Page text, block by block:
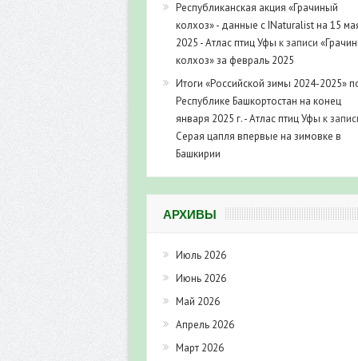
Республиканская акция «Грачиный
колхоз» - данные с INaturalist на 15
2025 - Атлас птиц Уфы к записи
колхоз» за февраль 2025
Итоги «Российской зимы 2024-2025»
Республике Башкортостан на конец
января 2025 г. - Атлас птиц Уфы к
Серая цапля впервые на зимовке в
Башкирии
АРХИВЫ
Июль 2026
Июнь 2026
Май 2026
Апрель 2026
Март 2026